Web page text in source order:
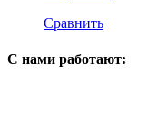
Сравнить
C нами работают: